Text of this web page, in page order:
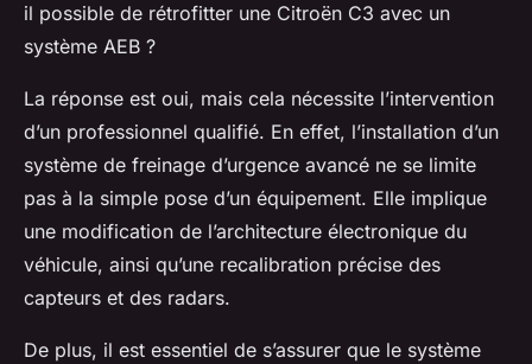
il possible de rétrofitter une Citroën C3 avec un
système AEB ?
La réponse est oui, mais cela nécessite l’intervention
d’un professionnel qualifié. En effet, l’installation d’un
système de freinage d’urgence avancé ne se limite
pas à la simple pose d’un équipement. Elle implique
une modification de l’architecture électronique du
véhicule, ainsi qu’une recalibration précise des
capteurs et des radars.
De plus, il est essentiel de s’assurer que le système